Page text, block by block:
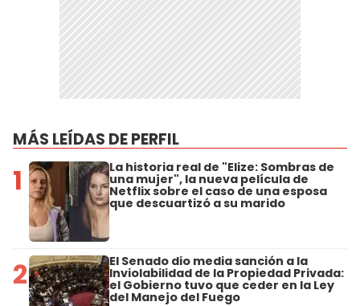
MÁS LEÍDAS DE PERFIL
1 La historia real de "Elize: Sombras de
una mujer", la nueva película de
Netflix sobre el caso de una esposa
que descuartizó a su marido
2 El Senado dio media sanción a la
Inviolabilidad de la Propiedad Privada:
el Gobierno tuvo que ceder en la Ley
del Manejo del Fuego